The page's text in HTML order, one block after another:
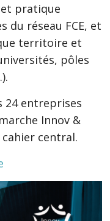
pratique
du réseau FCE, et
territoire et
pôles
24 entreprises
Innov &
central.